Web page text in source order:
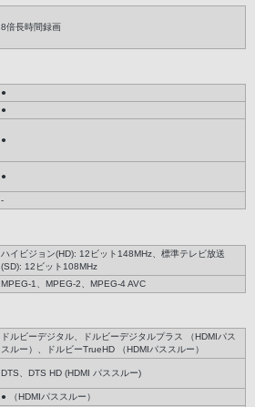
8倍長時間録画
●
●
●
●
-
ハイビジョン(HD): 12ビット148MHz、標準テレビ放送
(SD): 12ビット108MHz
MPEG-1、MPEG-2、MPEG-4 AVC
ドルビーデジタル、ドルビーデジタルプラス （HDMIパス
スルー）、ドルビーTrueHD （HDMIパススルー）
DTS、DTS HD (HDMI パススルー)
● （HDMIパススルー）